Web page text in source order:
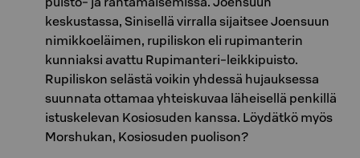
keskustassa, Sinisellä virralla sijaitsee Joensuun
nimikkoeläimen, rupiliskon eli rupimanterin
kunniaksi avattu Rupimanteri-leikkipuisto.
Rupiliskon selästä voikin yhdessä hujauksessa
suunnata ottamaa yhteiskuvaa läheisellä penkillä
istuskelevan Kosiosuden kanssa. Löydätkö myös
Morshukan, Kosiosuden puolison?